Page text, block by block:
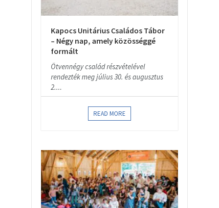
Kapocs Unitárius Családos Tábor
– Négy nap, amely közösséggé
formált
Ötvennégy család részvételével
rendezték meg július 30. és augusztus
2....
READ MORE